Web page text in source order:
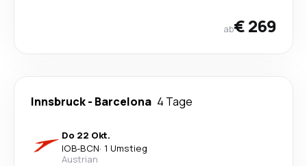
ab€ 269
Innsbruck- Barcelona 4 Tage
Do 22 Okt.
IOB-BCN· 1 Umstieg
Austrian